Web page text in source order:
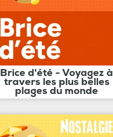
Brice d'été - Voyagez à
travers les plus belles
plages du monde